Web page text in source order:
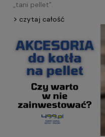
„tani pellet”.
czytaj całość